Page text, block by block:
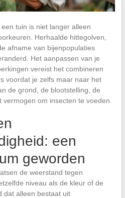
tuin is niet langer alleen
Herhaalde hittegolven,
afname van bijenpopulaties
Het aanpassen van je
vereist het combineren
voordat je zelfs maar naar het
de grond, de blootstelling, de
om insecten te voeden.
een
geworden
de weerstand tegen
niveau als de kleur of de
dat alleen bestaat uit